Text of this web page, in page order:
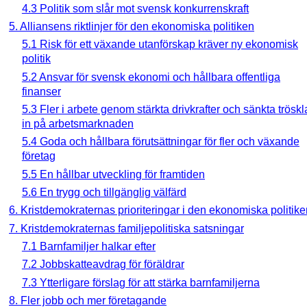
4.3 Politik som slår mot svensk konkurrenskraft
5. Alliansens riktlinjer för den ekonomiska politiken
5.1 Risk för ett växande utanförskap kräver ny ekonomisk
politik
5.2 Ansvar för svensk ekonomi och hållbara offentliga
finanser
5.3 Fler i arbete genom stärkta drivkrafter och sänkta
in på arbetsmarknaden
5.4 Goda och hållbara förutsättningar för fler och växande
företag
5.5 En hållbar utveckling för framtiden
5.6 En trygg och tillgänglig välfärd
6. Kristdemokraternas prioriteringar i den ekonomiska
7. Kristdemokraternas familjepolitiska satsningar
7.1 Barnfamiljer halkar efter
7.2 Jobbskatteavdrag för föräldrar
7.3 Ytterligare förslag för att stärka barnfamiljerna
8. Fler jobb och mer företagande